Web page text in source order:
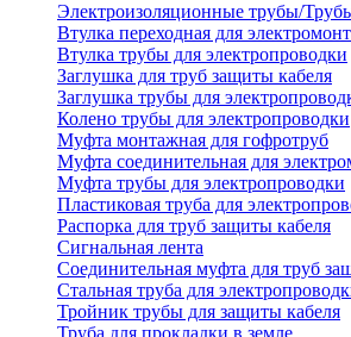
Электроизоляционные трубы/
Втулка переходная для
Втулка трубы для электропроводки
Заглушка для труб защиты кабеля
Заглушка трубы для
Колено трубы для электропроводки
Муфта монтажная для гофротруб
Муфта соединительная для
Муфта трубы для электропроводки
Пластиковая труба для
Распорка для труб защиты кабеля
Сигнальная лента
Соединительная муфта для труб
Стальная труба для
Тройник трубы для защиты кабеля
Труба для прокладки в земле